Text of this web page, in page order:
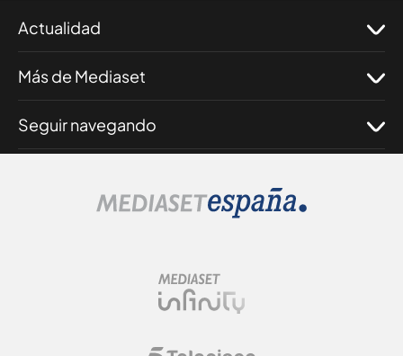
Actualidad
Más de Mediaset
Seguir navegando